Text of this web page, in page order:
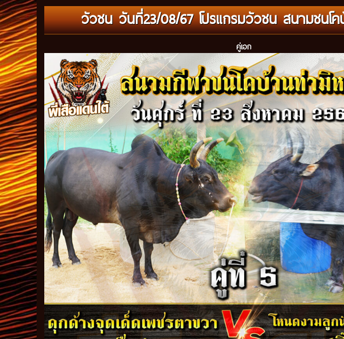
วัวชน วันที่23/08/67 โปรแกรมวัวชน สนามชนโ
คู่เอก